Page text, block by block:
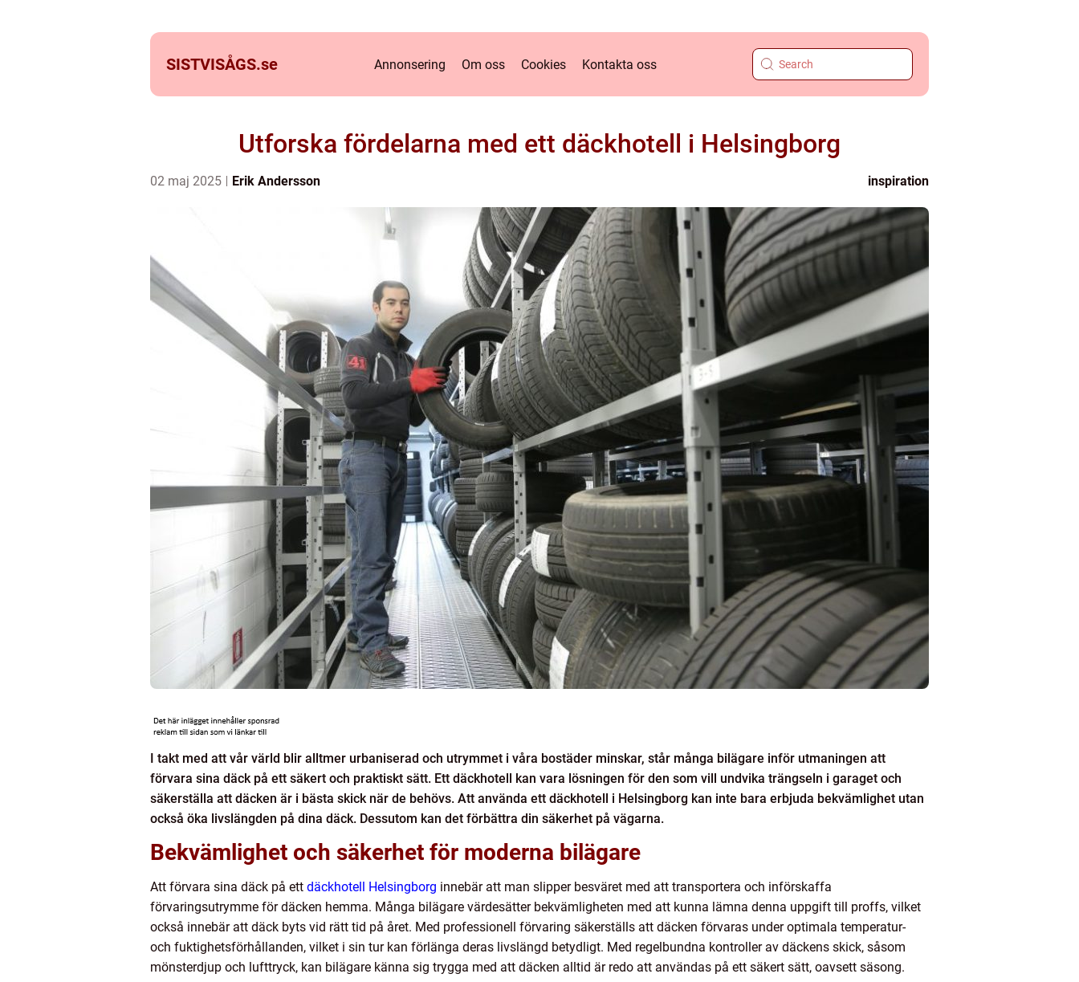
SISTVISÅGS.se Annonsering Om oss Cookies Kontakta oss
Utforska fördelarna med ett däckhotell i Helsingborg
02 maj 2025 Erik Andersson inspiration
I takt med att vår värld blir alltmer urbaniserad och utrymmet i våra bostäder minskar, står många bilägare inför utmaningen att
förvara sina däck på ett säkert och praktiskt sätt. Ett däckhotell kan vara lösningen för den som vill undvika trängseln i garaget och
säkerställa att däcken är i bästa skick när de behövs. Att använda ett däckhotell i Helsingborg kan inte bara erbjuda bekvämlighet utan
också öka livslängden på dina däck. Dessutom kan det förbättra din säkerhet på vägarna.
Bekvämlighet och säkerhet för moderna bilägare
Att förvara sina däck på ett däckhotell Helsingborg innebär att man slipper besväret med att transportera och införskaffa
förvaringsutrymme för däcken hemma. Många bilägare värdesätter bekvämligheten med att kunna lämna denna uppgift till proffs, vilket
också innebär att däck byts vid rätt tid på året. Med professionell förvaring säkerställs att däcken förvaras under optimala temperatur-
och fuktighetsförhållanden, vilket i sin tur kan förlänga deras livslängd betydligt. Med regelbundna kontroller av däckens skick, såsom
mönsterdjup och lufttryck, kan bilägare känna sig trygga med att däcken alltid är redo att användas på ett säkert sätt, oavsett säsong.